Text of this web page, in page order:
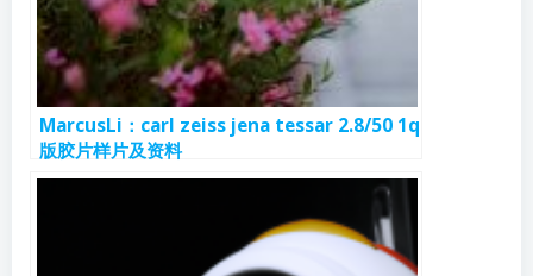
MarcusLi：carl zeiss jena tessar 2.8/50 1q
版胶片样片及资料